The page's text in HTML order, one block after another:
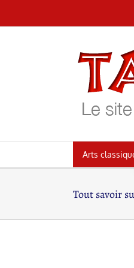
au
Arts
Tout savoir